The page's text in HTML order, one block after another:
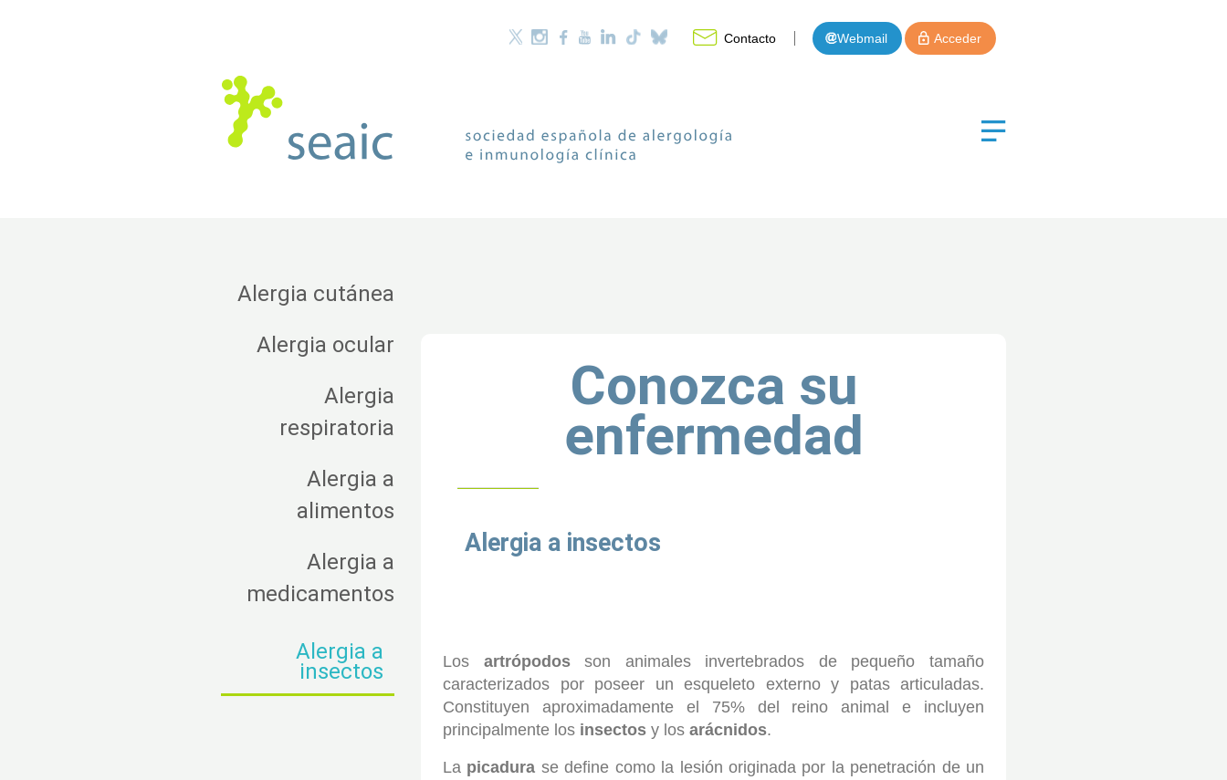
Contacto Webmail Acceder
Alergia cutánea
Alergia ocular
Alergia
respiratoria
Alergia a
alimentos
Alergia a
medicamentos
Alergia a
insectos
Conozca su
enfermedad
Alergia a insectos
Los artrópodosson animales invertebrados de pequeño tamaño
caracterizados por poseer un esqueleto externo y patas articuladas.
Constituyen aproximadamente el 75% del reino animal e incluyen
principalmente los insectos y los arácnidos.
La picadura se define como la lesión originada por la penetración de un